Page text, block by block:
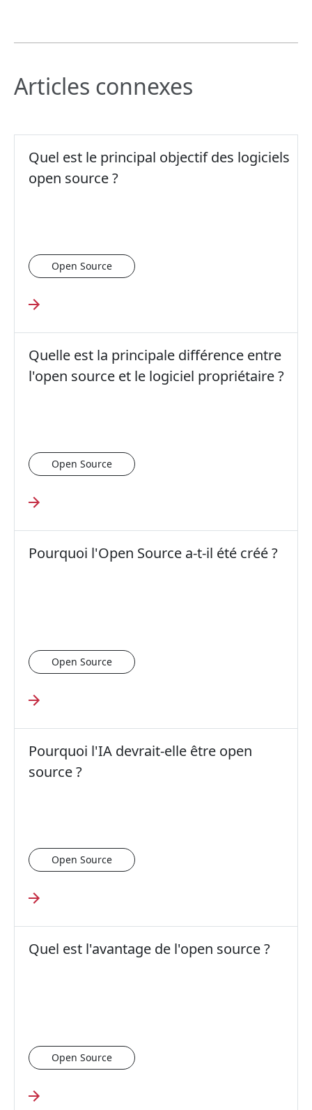
Articles connexes
Quel est le principal objectif des logiciels
open source ?
Open Source
Quelle est la principale différence entre
l'open source et le logiciel propriétaire ?
Open Source
Pourquoi l'Open Source a-t-il été créé ?
Open Source
Pourquoi l'IA devrait-elle être open
source ?
Open Source
Quel est l'avantage de l'open source ?
Open Source